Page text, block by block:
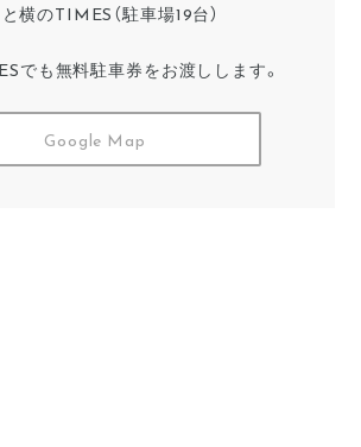
横のTIMES（駐車場19台）
でも無料駐車券をお渡しします。
Google Map